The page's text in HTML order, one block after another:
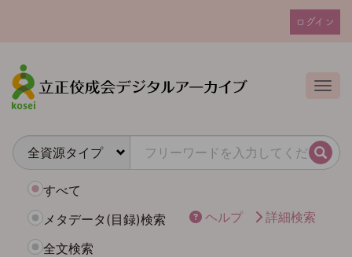
ン
テ
ン
ユ
カ
ウ
ト
ログイン
検索
すべて
メタデータ(目録)検索
全文検索
ヘルプ 詳細検索